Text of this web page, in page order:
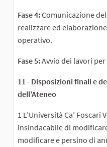
Fase 4:Comunicazione
realizzare ed
operativo.
Fase 5:Avvio dei lavori
11 - Disposizioni finali e
dell’Ateneo
1 L’Università Ca’
insindacabile di
modificare e persino di